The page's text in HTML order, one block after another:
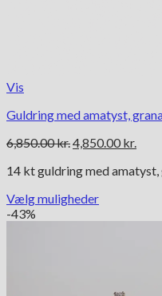
Vis
Guldring med amatyst,
6,850.00kr.Den
pris
6,850.00 kr..
4,850.00 kr.
pris
14 kt guldring med amatyst,
Vælg muligheder
Dette
-43%